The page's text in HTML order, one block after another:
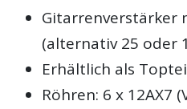
Gitarrenverstärker
(alternativ 25 oder
Erhältlich als
Röhren: 6 x 12AX7